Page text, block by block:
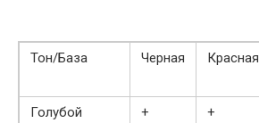
Тон/База Черная Красная
Голубой + +